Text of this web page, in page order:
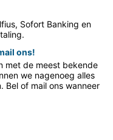
Sofort Banking en
ons!
met de meest bekende
we nagenoeg alles
Bel of mail ons wanneer